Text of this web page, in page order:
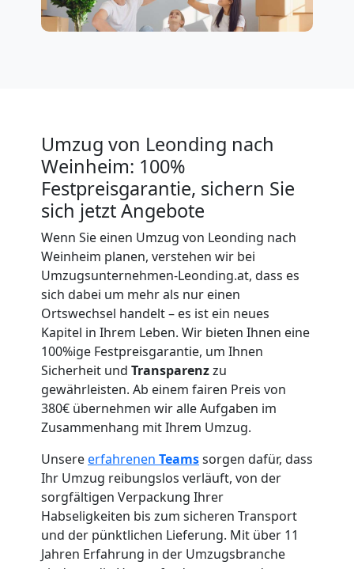
Umzug von Leonding nach
Weinheim: 100%
Festpreisgarantie, sichern Sie
sich jetzt Angebote
Wenn Sie einen Umzug von Leonding nach
Weinheim planen, verstehen wir bei
Umzugsunternehmen-Leonding.at, dass es
sich dabei um mehr als nur einen
Ortswechsel handelt – es ist ein neues
Kapitel in Ihrem Leben. Wir bieten Ihnen eine
100%ige Festpreisgarantie, um Ihnen
Sicherheit und Transparenzzu
gewährleisten. Ab einem fairen Preis von
380€ übernehmen wir alle Aufgaben im
Zusammenhang mit Ihrem Umzug.
Unsereerfahrenen Teamssorgen dafür, dass
Ihr Umzug reibungslos verläuft, von der
sorgfältigen Verpackung Ihrer
Habseligkeiten bis zum sicheren Transport
und der pünktlichen Lieferung. Mit über 11
Jahren Erfahrung in der Umzugsbranche
Privatumzug
Tresortransport
Leonding
Umzug
für
Senioren
Leonding
Fernumzug
Leonding